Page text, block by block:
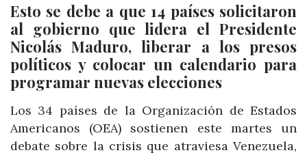
Esto se debe a que 14 países solicitaron
al gobierno que lidera el Presidente
Nicolás Maduro, liberar a los presos
políticos y colocar un calendario para
programar nuevas elecciones
Los 34 países de la Organización de Estados
Americanos (OEA) sostienen este martes un
debate sobre la crisis que atraviesa Venezuela,